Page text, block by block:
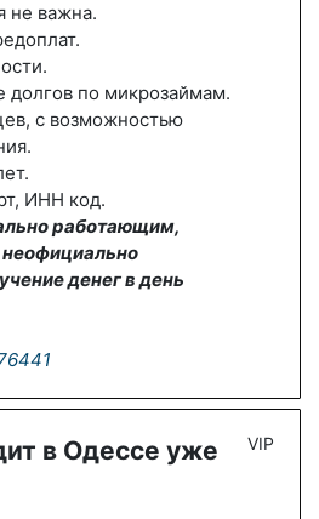
не важна.
долгов по микрозаймам.
с возможностью
ИНН код.
работающим,
денег в день
в Одессе уже
VIP